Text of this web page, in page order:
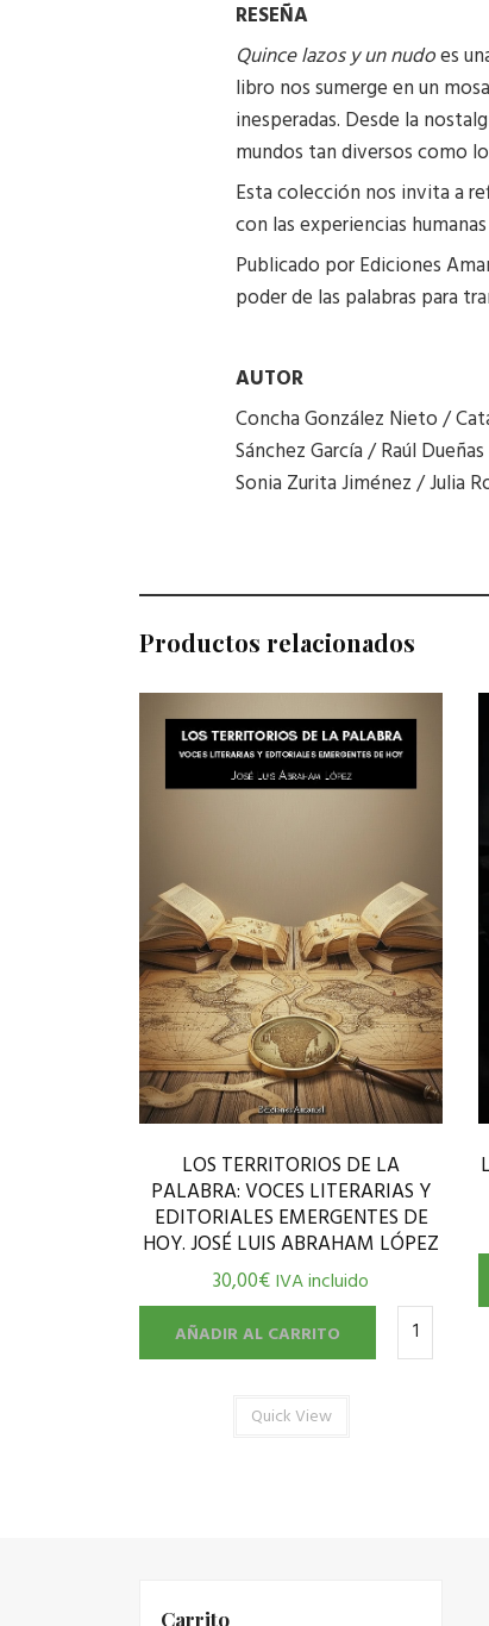
RESEÑA
Quince lazos y un nudoes
libro nos sumerge en un
inesperadas. Desde la
mundos tan diversos como
Esta colección nos invita a
con las experiencias
Publicado por Ediciones
poder de las palabras para
AUTOR
Concha González Nieto /
Sánchez García / Raúl
Sonia Zurita Jiménez / Julia
Productos relacionados
LOS TERRITORIOS DE LA
PALABRA: VOCES LITERARIAS Y
EDITORIALES EMERGENTES DE
HOY. JOSÉ LUIS ABRAHAM LÓPEZ
30,00€IVA incluido
AÑADIR AL CARRITO
Quick View
Carrito